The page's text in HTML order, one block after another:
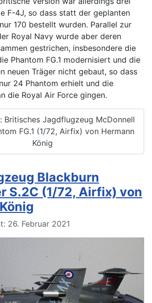
F-4J, so dass statt der geplanten
170 bestellt wurden. Parallel zur
Royal Navy wurde aber deren
gestrichen, insbesondere die
Phantom FG.1 modernisiert und die
neuen Träger nicht gebaut, so dass
24 Phantom erhielt und die
die Royal Air Force gingen.
Britisches Jagdflugzeug McDonnell
FG.1 (1/72, Airfix) von Hermann
König
Blackburn
S.2C (1/72, Airfix) von
26. Februar 2021